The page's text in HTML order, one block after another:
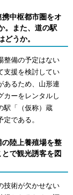
中枢都市圏をオ
。また、道の駅
どうか。
整備の予定はない
支援を検討してい
あるため、山形連
カーをレンタルし
駅「（仮称）蔵
である。
陸上養殖場を整
で観光誘客を図
技術が欠かせない